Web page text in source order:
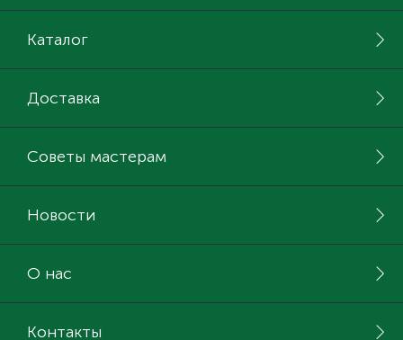
Каталог
Доставка
Советы мастерам
Новости
О нас
Контакты